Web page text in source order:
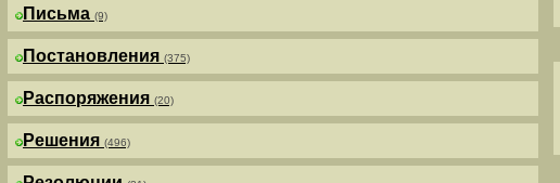
Письма (9)
Постановления (375)
Распоряжения (20)
Решения (496)